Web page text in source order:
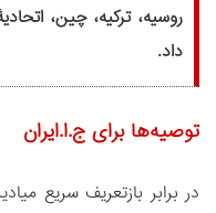
روسیه، ترکیه، چین،
داد.
توصیه‌ها برای ج.ا.ایران
در برابر بازتعریف سریع